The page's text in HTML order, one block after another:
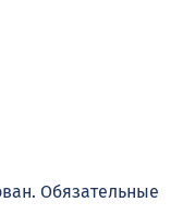
Обязательные